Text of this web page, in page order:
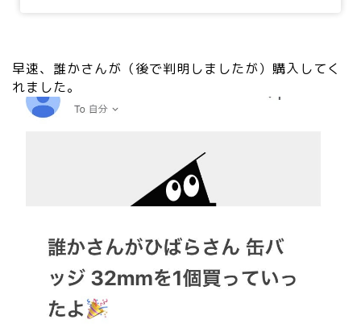
早速、誰かさんが（後で判明しましたが）購入してく
れました。